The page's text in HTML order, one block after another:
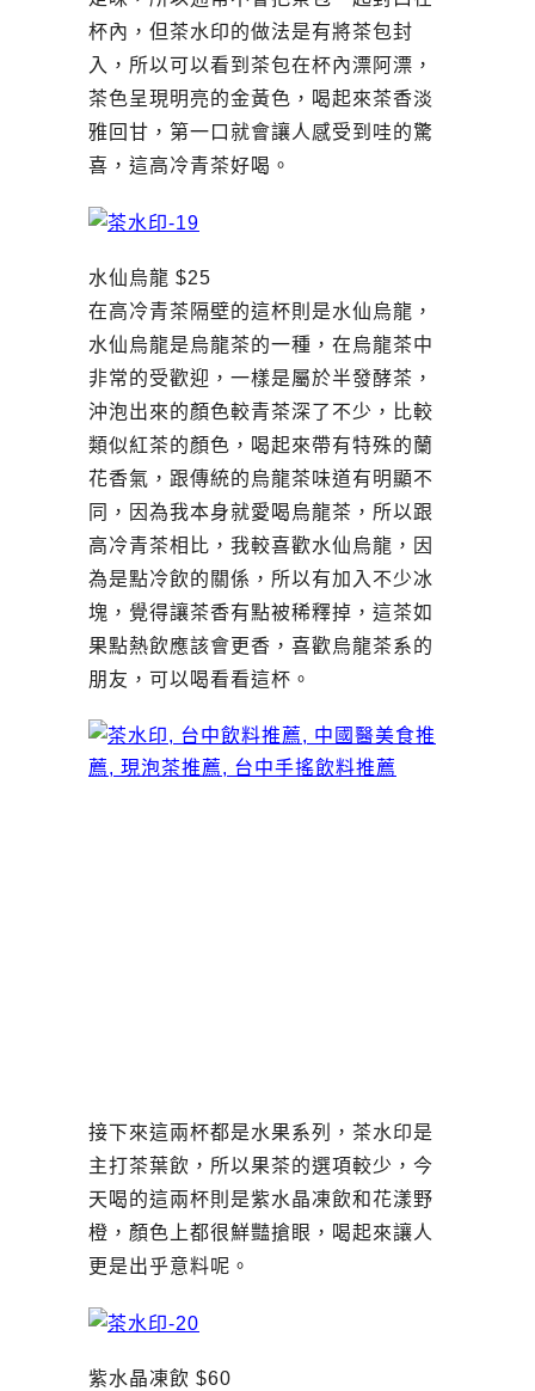
杯內，但茶水印的做法是有將茶包封
入，所以可以看到茶包在杯內漂阿漂，
茶色呈現明亮的金黃色，喝起來茶香淡
雅回甘，第一口就會讓人感受到哇的驚
喜，這高冷青茶好喝。
水仙烏龍 $25
在高冷青茶隔壁的這杯則是水仙烏龍，
水仙烏龍是烏龍茶的一種，在烏龍茶中
非常的受歡迎，一樣是屬於半發酵茶，
沖泡出來的顏色較青茶深了不少，比較
類似紅茶的顏色，喝起來帶有特殊的蘭
花香氣，跟傳統的烏龍茶味道有明顯不
同，因為我本身就愛喝烏龍茶，所以跟
高冷青茶相比，我較喜歡水仙烏龍，因
為是點冷飲的關係，所以有加入不少冰
塊，覺得讓茶香有點被稀釋掉，這茶如
果點熱飲應該會更香，喜歡烏龍茶系的
朋友，可以喝看看這杯。
接下來這兩杯都是水果系列，茶水印是
主打茶葉飲，所以果茶的選項較少，今
天喝的這兩杯則是紫水晶凍飲和花漾野
橙，顏色上都很鮮豔搶眼，喝起來讓人
更是出乎意料呢。
紫水晶凍飲 $60